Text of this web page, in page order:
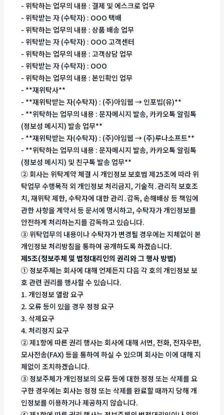
- 위탁하는 업무의 내용 : 결제 및 에스크로 업무
- 위탁받는 자 (수탁자) : OOO 택배
- 위탁하는 업무의 내용 : 상품 배송 업무
- 위탁받는 자 (수탁자) : OOO 고객센터
- 위탁하는 업무의 내용 : 고객상담 업무
- 위탁받는 자 (수탁자) : OOO
- 위탁하는 업무의 내용 : 본인확인 업무
- **재위탁사**
- **재위탁받는 자(수탁자) : (주)아임웹 → 인포빕(유)**
- **위탁하는 업무의 내용 : 문자메시지 발송, 카카오톡 알림톡
(정보성 메시지) 발송 업무**
- **재위탁받는 자(수탁자) : (주)아임웹 → (주)루나소프트**
- **위탁하는 업무의 내용 : 문자메시지 발송, 카카오톡 알림톡
(정보성 메시지) 및 친구톡 발송 업무**
② 회사는 위탁계약 체결 시 개인정보 보호법 제25조에 따라 위
탁업무 수행목적 외 개인정보 처리금지, 기술적․관리적 보호조
치, 재위탁 제한, 수탁자에 대한 관리․감독, 손해배상 등 책임에
관한 사항을 계약서 등 문서에 명시하고, 수탁자가 개인정보를
안전하게 처리하는지를 감독하고 있습니다.
③ 위탁업무의 내용이나 수탁자가 변경될 경우에는 지체없이 본
개인정보 처리방침을 통하여 공개하도록 하겠습니다.
제5조(정보주체 및 법정대리인의 권리와 그 행사 방법)
① 정보주체는 회사에 대해 언제든지 다음 각 호의 개인정보 보
호 관련 권리를 행사할 수 있습니다.
1. 개인정보 열람 요구
2. 오류 등이 있을 경우 정정 요구
3. 삭제요구
4. 처리정지 요구
② 제1항에 따른 권리 행사는 회사에 대해 서면, 전화, 전자우편,
모사전송(FAX) 등을 통하여 하실 수 있으며 회사는 이에 대해 지
체없이 조치하겠습니다.
③ 정보주체가 개인정보의 오류 등에 대한 정정 또는 삭제를 요
구한 경우에는 회사는 정정 또는 삭제를 완료할 때까지 당해 개
인정보를 이용하거나 제공하지 않습니다.